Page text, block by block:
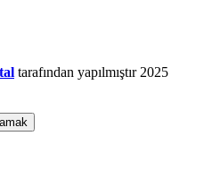
tarafından yapılmıştır 2025